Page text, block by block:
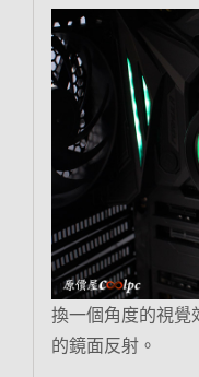
換一個角度的視覺
的鏡面反射。